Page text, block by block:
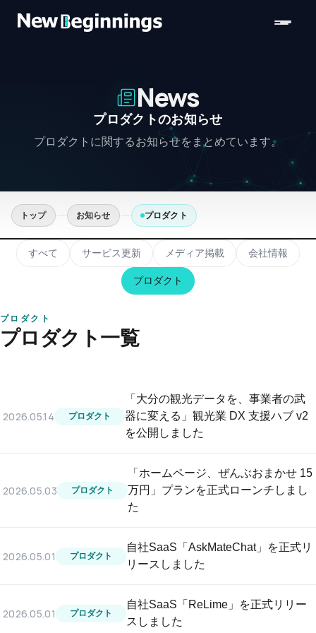
News
プロダクトのお知らせ
プロダクトに関するお知らせをまとめています。
トップ お知らせ プロダクト
すべて サービス更新 メディア掲載 会社情報
プロダクト
プロダクト
プロダクト一覧
2026.05.14 プロダクト
「大分の観光データを、事業者の武
器に変える」観光業 DX 支援ハブ v2
を公開しました
2026.05.03 プロダクト
「ホームページ、ぜんぶおまかせ 15
万円」プランを正式ローンチしまし
た
2026.05.01 プロダクト
自社SaaS「AskMateChat」を正式リ
リースしました
2026.05.01 プロダクト
自社SaaS「ReLime」を正式リリー
スしました